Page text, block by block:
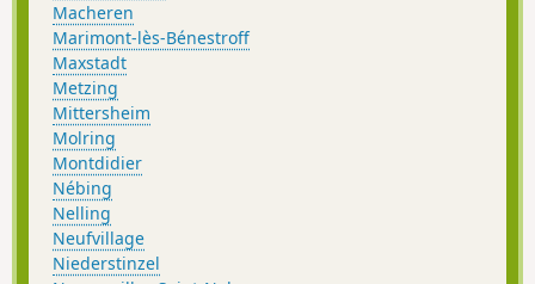
Macheren
Marimont-lès-Bénestroff
Maxstadt
Metzing
Mittersheim
Molring
Montdidier
Nébing
Nelling
Neufvillage
Niederstinzel